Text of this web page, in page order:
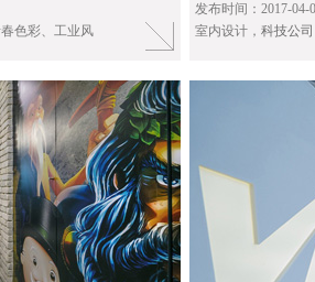
色彩、工业风
发布时间：2017-04-
室内设计， 科技公司